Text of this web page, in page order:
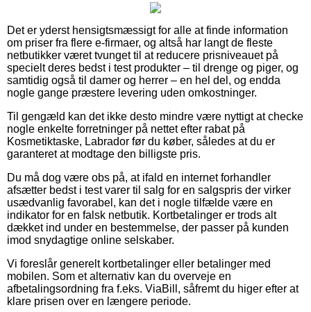
Det er yderst hensigtsmæssigt for alle at finde information
om priser fra flere e-firmaer, og altså har langt de fleste
netbutikker været tvunget til at reducere prisniveauet på
specielt deres bedst i test produkter – til drenge og piger, og
samtidig også til damer og herrer – en hel del, og endda
nogle gange præstere levering uden omkostninger.
Til gengæld kan det ikke desto mindre være nyttigt at checke
nogle enkelte forretninger på nettet efter rabat på
Kosmetiktaske, Labrador før du køber, således at du er
garanteret at modtage den billigste pris.
Du må dog være obs på, at ifald en internet forhandler
afsætter bedst i test varer til salg for en salgspris der virker
usædvanlig favorabel, kan det i nogle tilfælde være en
indikator for en falsk netbutik. Kortbetalinger er trods alt
dækket ind under en bestemmelse, der passer på kunden
imod snydagtige online selskaber.
Vi foreslår generelt kortbetalinger eller betalinger med
mobilen. Som et alternativ kan du overveje en
afbetalingsordning fra f.eks. ViaBill, såfremt du higer efter at
klare prisen over en længere periode.